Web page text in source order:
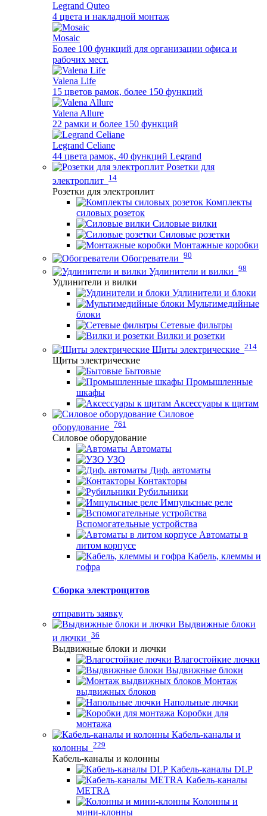
Legrand Quteo
4 цвета и накладной монтаж
Mosaic
Более 100 функций для организации офиса и
рабочих мест.
Valena Life
15 цветов рамок, более 150 функций
Valena Allure
22 рамки и более 150 функций
Legrand Celiane
44 цвета рамок, 40 функций Legrand
Розетки для
электроплит 14
Розетки для электроплит
Комплекты
силовых розеток
Силовые вилки
Силовые розетки
Монтажные коробки
Обогреватели 90
Удлинители и вилки 98
Удлинители и вилки
Удлинители и блоки
Мультимедийные
блоки
Сетевые фильтры
Вилки и розетки
Щиты электрические 214
Щиты электрические
Бытовые
Промышленные
шкафы
Аксессуары к щитам
Силовое
оборудование 761
Силовое оборудование
Автоматы
УЗО
Диф. автоматы
Контакторы
Рубильники
Импульсные реле
Вспомогательные устройства
Автоматы в
литом корпусе
Кабель, клеммы и
гофра
Сборка электрощитов
отправить заявку
Выдвижные блоки
и лючки 36
Выдвижные блоки и лючки
Влагостойкие лючки
Выдвижные блоки
Монтаж
выдвижных блоков
Напольные лючки
Коробки для
монтажа
Кабель-каналы и
колонны 229
Кабель-каналы и колонны
Кабель-каналы DLP
Кабель-каналы
METRA
Колонны и
мини-клонны